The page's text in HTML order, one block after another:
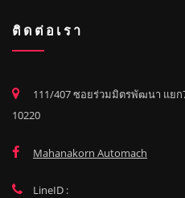
ติดต่อเรา
111/407 ซอยร่วมมิตรพัฒนา แยก
10220
Mahanakorn Automach
LineID :